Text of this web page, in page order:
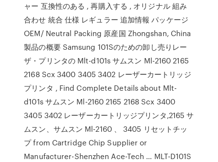
ャー 互換性のある , 再購入する , オリジナル 組み
合わせ 統合 仕様 レギュラー 追加情報 パッケージ
OEM/ Neutral Packing 原産国 Zhongshan, China
製品の概要 Samsung 101Sのための卸し売りレー
ザ・プリンタの Mlt-d101s サムスン Ml-2160 2165
2168 Scx 3400 3405 3402 レーザーカートリッジ
プリンタ , Find Complete Details about Mlt-
d101s サムスン Ml-2160 2165 2168 Scx 3400
3405 3402 レーザーカートリッジプリンタ,2165 サ
ムスン、サムスン Ml-2160 、 3405 リセットチッ
プ from Cartridge Chip Supplier or
Manufacturer-Shenzhen Ace-Tech … MLT-D101S